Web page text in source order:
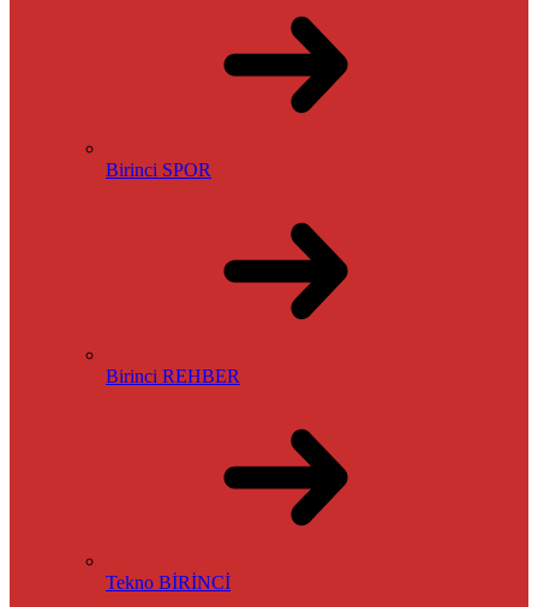
Birinci SPOR
Birinci REHBER
Tekno BİRİNCİ